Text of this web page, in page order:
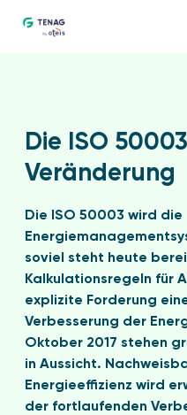
Die ISO
Veränderung
Die ISO 50003 wird die
soviel steht heute
Kalkulationsregeln für
explizite Forderung
Verbesserung der
Oktober 2017 stehen
in Aussicht.
Energieeffizienz wird
der fortlaufenden